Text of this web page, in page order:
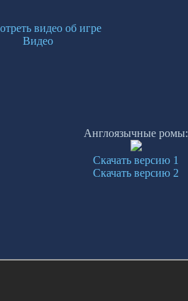
Видео
Англоязычные ромы:
Скачать версию 1
Скачать версию 2